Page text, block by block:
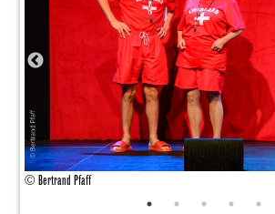
© Bertrand Pfaff